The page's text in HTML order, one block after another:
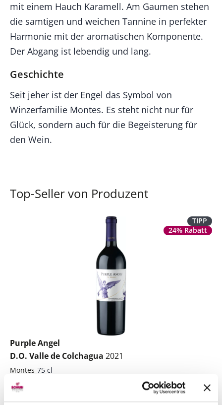
mit einem Hauch Karamell. Am Gaumen stehen
die samtigen und weichen Tannine in perfekter
Harmonie mit der aromatischen Komponente.
Der Abgang ist lebendig und lang.
Geschichte
Seit jeher ist der Engel das Symbol von
Winzerfamilie Montes. Es steht nicht nur für
Glück, sondern auch für die Begeisterung für
den Wein.
Top-Seller von Produzent
TIPP
24% Rabatt
Purple Angel
D.O. Valle de Colchagua 2021
Montes 75 cl
CHF 59.00
Artikel sofort lieferbar